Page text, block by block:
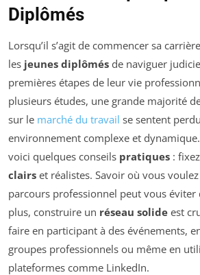
Diplômés
Lorsqu’il s’agit de commencer sa
les jeunes diplômés de naviguer
premières étapes de leur vie
plusieurs études, une grande majorité
sur le marché du travail se sentent
environnement complexe et
voici quelques conseils pratiques :
clairs et réalistes. Savoir où vous
parcours professionnel peut vous éviter
plus, construire un réseau solide est
faire en participant à des événements,
groupes professionnels ou même en
plateformes comme LinkedIn.